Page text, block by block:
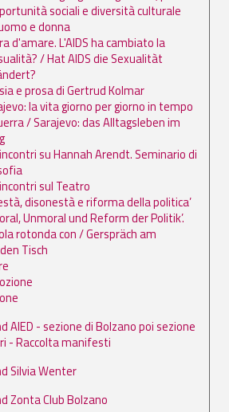
sociali e diversità culturale
e donna
d'amare. L'AIDS ha cambiato la
/ Hat AIDS die Sexualitàt
e prosa di Gertrud Kolmar
la vita giorno per giorno in tempo
/ Sarajevo: das Alltagsleben im
su Hannah Arendt. Seminario di
sul Teatro
disonestà e riforma della politica’
Unmoral und Reform der Politik’.
rotonda con / Gerspräch am
Tisch
AIED - sezione di Bolzano poi sezione
- Raccolta manifesti
Silvia Wenter
Zonta Club Bolzano